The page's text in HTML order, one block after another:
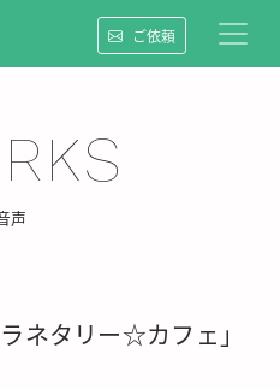
ご依頼
声
ネタリー☆カフェ」